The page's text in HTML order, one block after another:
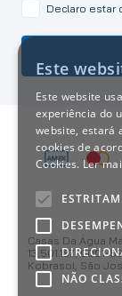
Declaro estar
Casas Da Água
13.501.187/0001-
Kobrasol, São
Este
Este website
experiência do
website, estará
cookies de
Cookies. Ler
NÃO